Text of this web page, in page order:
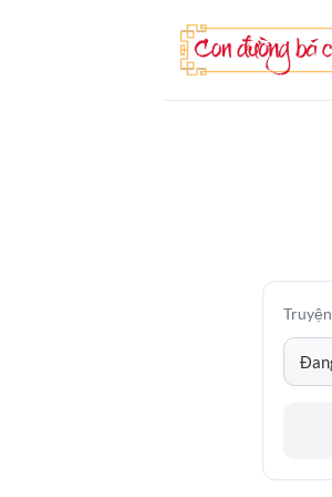
Truyện